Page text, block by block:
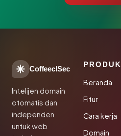
CoffeeclSec
Intelijen domain
otomatis dan
independen
untuk web
PRODUK
Beranda
Fitur
Cara kerja
Domain